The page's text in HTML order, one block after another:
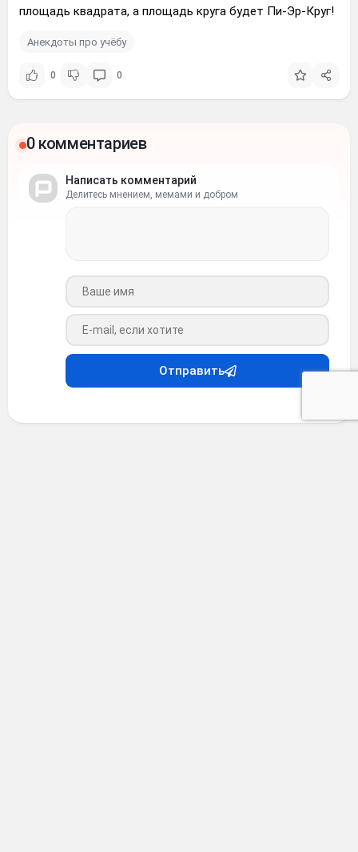
площадь квадрата, а площадь круга будет Пи-Эр-Круг!
Анекдоты про учёбу
0 0
0 комментариев
Написать комментарий
Делитесь мнением, мемами и добром
Ваше имя
Ваш e-mail
Отправить